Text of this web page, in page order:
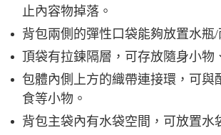
止內容物掉落。
背包兩側的彈性口袋能夠放置水瓶/
頂袋有拉鍊隔層，可存放隨身小物
包體內側上方的織帶連接環，可與
食等小物。
背包主袋內有水袋空間，可放置水